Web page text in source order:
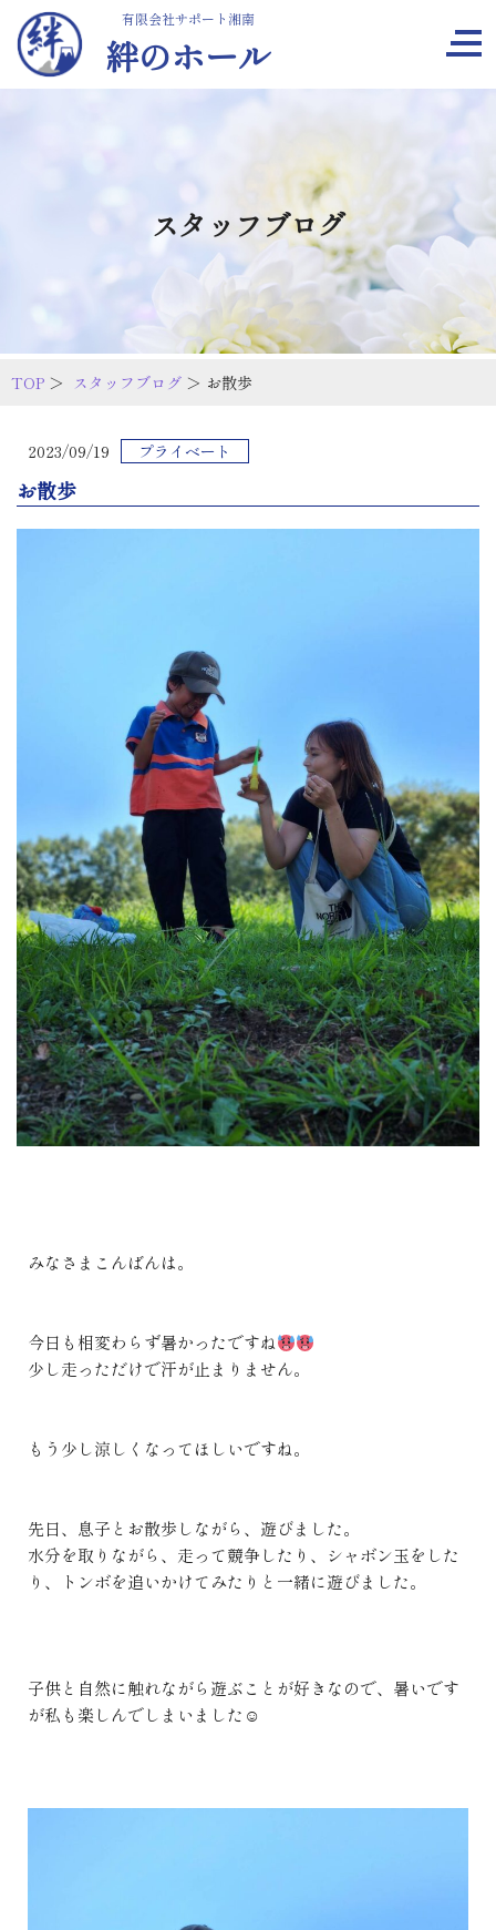
有限会社サポート湘南
絆のホール
スタッフブログ
TOP ＞ スタッフブログ ＞ お散歩
2023/09/19 プライベート
お散歩
みなさまこんばんは。
今日も相変わらず暑かったですね
少し走っただけで汗が止まりません。
もう少し涼しくなってほしいですね。
先日、息子とお散歩しながら、遊びました。
水分を取りながら、走って競争したり、シャボン玉をした
り、トンボを追いかけてみたりと一緒に遊びました。
子供と自然に触れながら遊ぶことが好きなので、暑いです
が私も楽しんでしまいました☺